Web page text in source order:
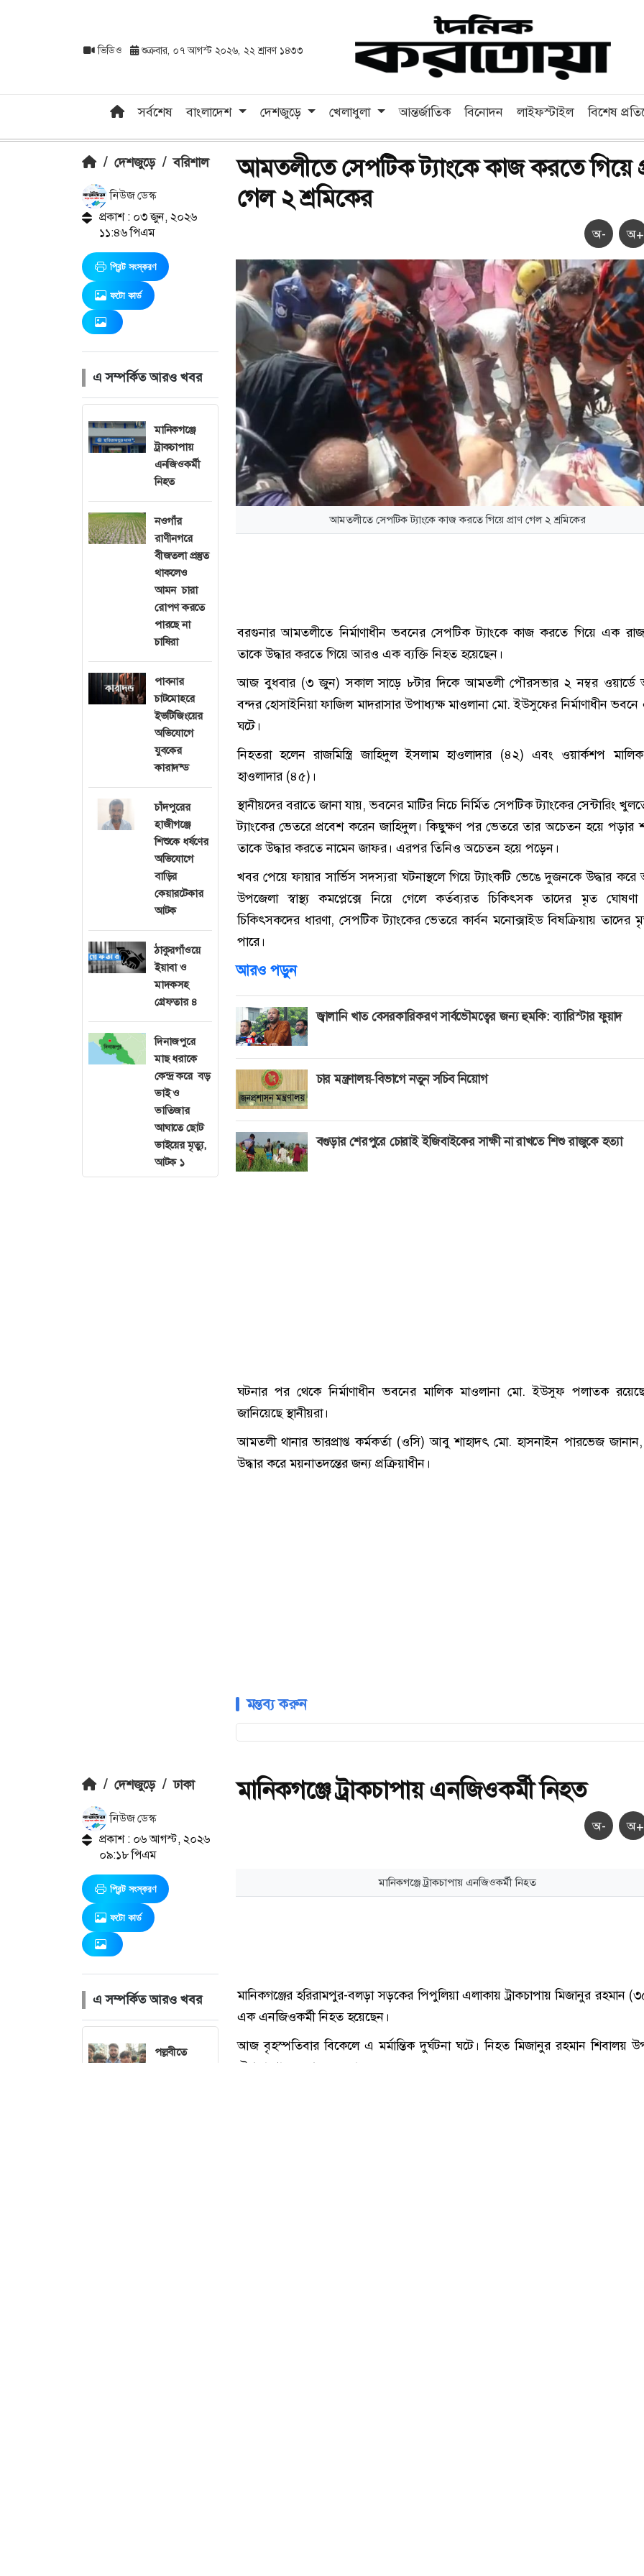
ভিডিও শুক্রবার, ০৭ আগস্ট ২০২৬, ২২ শ্রাবণ ১৪৩৩
সর্বশেষ বাংলাদেশ দেশজুড়ে খেলাধুলা আন্তর্জাতিক বিনোদন লাইফস্টাইল বিশেষ
/ দেশজুড়ে / বরিশাল
নিউজ ডেস্ক
প্রকাশ : ০৩ জুন, ২০২৬
১১:৪৬ পিএম
প্রিন্ট সংস্করণ
ফটো কার্ড
এ সম্পর্কিত আরও খবর
মানিকগঞ্জে
ট্রাকচাপায়
এনজিওকর্মী
নিহত
নওগাঁর
রাণীনগরে
বীজতলা প্রস্তুত
থাকলেও
আমন চারা
রোপণ করতে
পারছে না
চাষিরা
পাবনার
চাটমোহরে
ইভটিজিংয়ের
অভিযোগে
যুবকের
কারাদন্ড
চাঁদপুরের
হাজীগঞ্জে
শিশুকে ধর্ষণের
অভিযোগে
বাড়ির
কেয়ারটেকার
আটক
ঠাকুরগাঁওয়ে
ইয়াবা ও
মাদকসহ
গ্রেফতার ৪
দিনাজপুরে
মাছ ধরাকে
কেন্দ্র করে বড়
ভাই ও
ভাতিজার
আঘাতে ছোট
ভাইয়ের মৃত্যু,
আটক ১
আমতলীতে সেপটিক ট্যাংকে কাজ করতে গিয়ে
গেল ২ শ্রমিকের
অ- অ+
আমতলীতে সেপটিক ট্যাংকে কাজ করতে গিয়ে প্রাণ গেল ২ শ্রমিকের
বরগুনার আমতলীতে নির্মাণাধীন ভবনের সেপটিক ট্যাংকে কাজ করতে গিয়ে এক
তাকে উদ্ধার করতে গিয়ে আরও এক ব্যক্তি নিহত হয়েছেন।
আজ বুধবার (৩ জুন) সকাল সাড়ে ৮টার দিকে আমতলী পৌরসভার ২ নম্বর ওয়ার্ডে
বন্দর হোসাইনিয়া ফাজিল মাদরাসার উপাধ্যক্ষ মাওলানা মো. ইউসুফের নির্মাণাধীন
ঘটে।
নিহতরা হলেন রাজমিস্ত্রি জাহিদুল ইসলাম হাওলাদার (৪২) এবং ওয়ার্কশপ
হাওলাদার (৪৫)।
স্থানীয়দের বরাতে জানা যায়, ভবনের মাটির নিচে নির্মিত সেপটিক ট্যাংকের সেন্টারিং
ট্যাংকের ভেতরে প্রবেশ করেন জাহিদুল। কিছুক্ষণ পর ভেতরে তার অচেতন হয়ে পড়ার
তাকে উদ্ধার করতে নামেন জাফর। এরপর তিনিও অচেতন হয়ে পড়েন।
খবর পেয়ে ফায়ার সার্ভিস সদস্যরা ঘটনাস্থলে গিয়ে ট্যাংকটি ভেঙে দুজনকে উদ্ধার
উপজেলা স্বাস্থ্য কমপ্লেক্সে নিয়ে গেলে কর্তব্যরত চিকিৎসক তাদের মৃত ঘোষণা
চিকিৎসকদের ধারণা, সেপটিক ট্যাংকের ভেতরে কার্বন মনোক্সাইড বিষক্রিয়ায় তাদের
পারে।
আরও পড়ুন
জ্বালানি খাত বেসরকারিকরণ সার্বভৌমত্বের জন্য হুমকি: ব্যারিস্টার ফুয়াদ
চার মন্ত্রণালয়-বিভাগে নতুন সচিব নিয়োগ
বগুড়ার শেরপুরে চোরাই ইজিবাইকের সাক্ষী না রাখতে শিশু রাজুকে হত্যা
ঘটনার পর থেকে নির্মাণাধীন ভবনের মালিক মাওলানা মো. ইউসুফ পলাতক
জানিয়েছে স্থানীয়রা।
আমতলী থানার ভারপ্রাপ্ত কর্মকর্তা (ওসি) আবু শাহাদৎ মো. হাসনাইন পারভেজ
উদ্ধার করে ময়নাতদন্তের জন্য প্রক্রিয়াধীন।
মন্তব্য করুন
/ দেশজুড়ে / ঢাকা
নিউজ ডেস্ক
প্রকাশ : ০৬ আগস্ট, ২০২৬
০৯:১৮ পিএম
প্রিন্ট সংস্করণ
ফটো কার্ড
এ সম্পর্কিত আরও খবর
পল্লবীতে
মানিকগঞ্জে ট্রাকচাপায় এনজিওকর্মী নিহত
অ- অ+